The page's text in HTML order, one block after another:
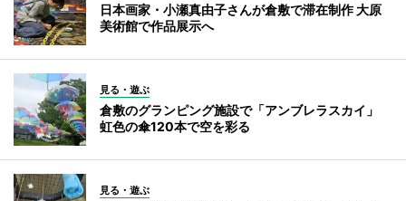
日本画家・小瀬真由子さんが倉敷で滞在制作 大原
美術館で作品展示へ
見る・遊ぶ
倉敷のグランピング施設で「アンブレラスカイ」
虹色の傘120本で空を彩る
見る・遊ぶ